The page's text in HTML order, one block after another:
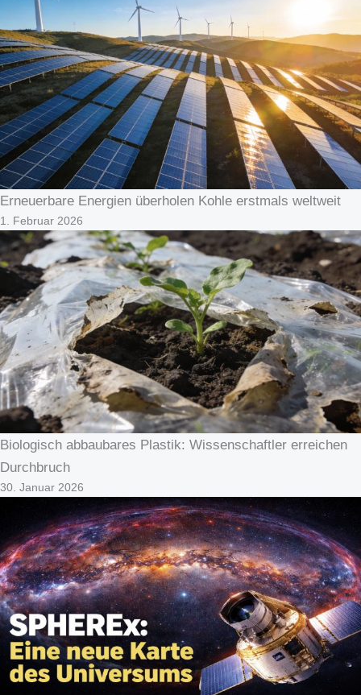
Erneuerbare Energien überholen Kohle erstmals weltweit
1. Februar 2026
Biologisch abbaubares Plastik: Wissenschaftler erreichen
Durchbruch
30. Januar 2026